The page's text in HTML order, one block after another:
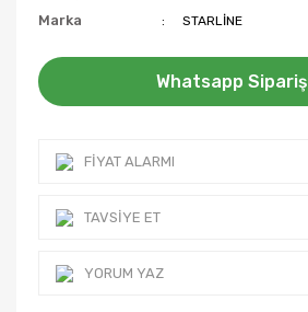
Marka STARLİNE
Whatsapp Sipariş
FIYAT ALARMI
TAVSIYE ET
YORUM YAZ